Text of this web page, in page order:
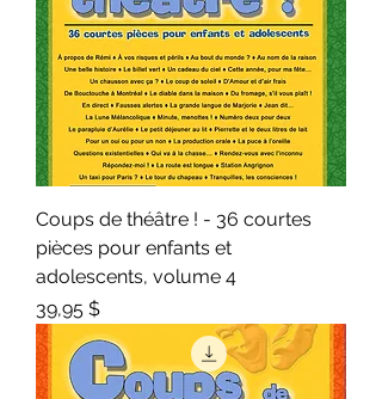
Coups de théâtre ! - 36 courtes
pièces pour enfants et
adolescents, volume 4
Prix
39,95 $